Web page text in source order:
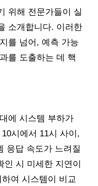
위해 전문가들이 실
소개합니다. 이러한
를 넘어, 예측 가능
를 도출하는 데 핵
에 시스템 부하가
시에서 11시 사이,
응답 속도가 느려질
인 시 미세한 지연이
여 시스템이 비교